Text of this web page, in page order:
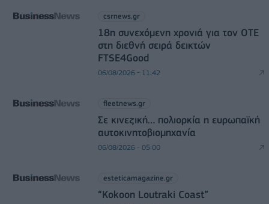
csrnews.gr
18η συνεχόμενη χρονιά για τον ΟΤΕ
στη διεθνή σειρά δεικτών
FTSE4Good
06/08/2026 - 11:42
fleetnews.gr
Σε κινεζική… πολιορκία η ευρωπαϊκή
αυτοκινητοβιομηχανία
06/08/2026 - 05:00
esteticamagazine.gr
“Kokoon Loutraki Coast”